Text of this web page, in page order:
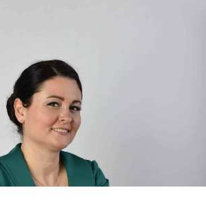
a gyógynövények hatékony
oktatása, a gyermekek, a nők és a
megőrzése és helyreállítása.
HÍRLEVÉL